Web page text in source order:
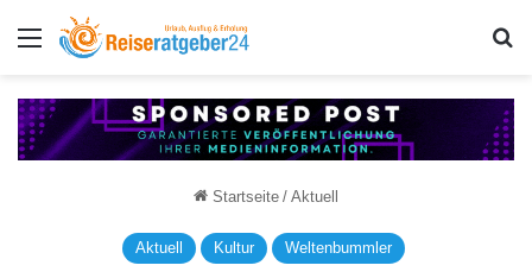
Menü
Startseite / Aktuell
Aktuell Kultur Weltenbummler